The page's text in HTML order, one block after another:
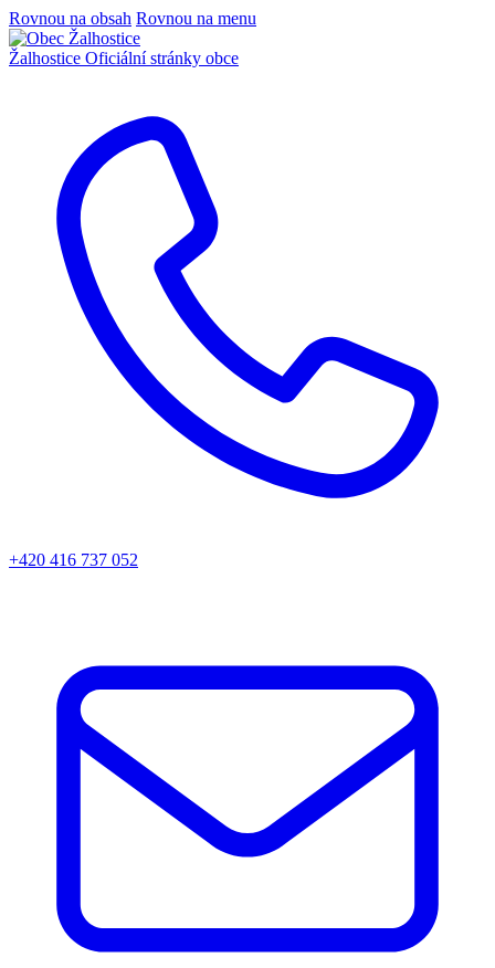
Rovnou na obsah Rovnou na menu
Žalhostice Oficiální stránky obce
+420 416 737 052